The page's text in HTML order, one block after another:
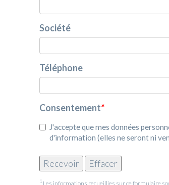
Société
Téléphone
Consentement*
J'accepte que mes données
d'information (elles ne seront ni
1 Les informations recueillies sur ce formulaire